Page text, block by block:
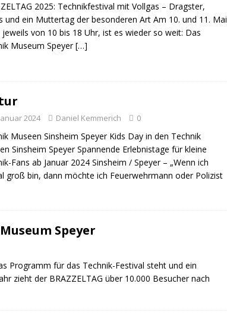
/ Öffentlichkeitsfahndung
BLAULICHTMELDUNGEN
/ Vermisste Person
BLAULICHTMELDUNGEN
– Militärischer Übungsplatz Dudenhofen / Speyer
spendet 10.000.- € an „Kinder unterm Regenbogen“
Blitzer / Geschwindigkeitsmessung für die KW 19 (05.05. –
/ Speyer
SPEYER
(KCanG)
2025: Technikfestival mit Vollgas – Dragster,
und ein Muttertag der besonderen Art Am 10. und 11. Mai
jeweils von 10 bis 18 Uhr, ist es wieder so weit: Das
Museum Speyer[…]
2024 Daniel Kemmerich 0
Museen Sinsheim Speyer Kids Day in den Technik
Sinsheim Speyer Spannende Erlebnistage für kleine
Fans ab Januar 2024 Sinsheim / Speyer – „Wenn ich
groß bin, dann möchte ich Feuerwehrmann oder Polizist
Speyer
Programm für das Technik-Festival steht und ein
zieht der BRAZZELTAG über 10.000 Besucher nach